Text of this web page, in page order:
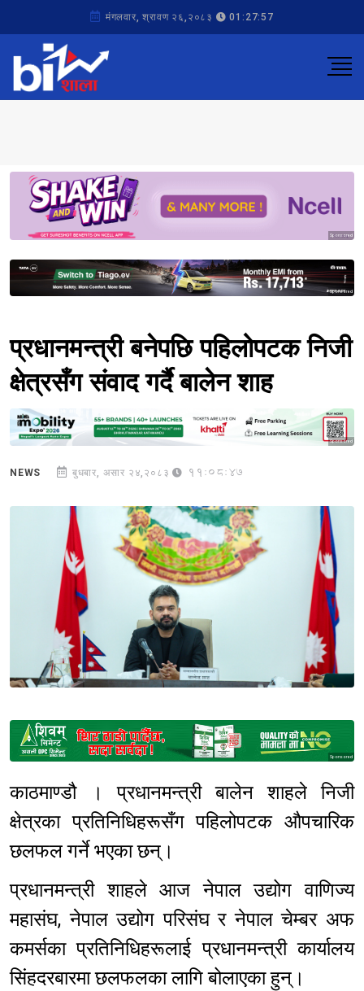
मंगलवार, श्रावण २६,२०८३ 01:27:57
Sponsored
Sponsored
प्रधानमन्त्री बनेपछि पहिलोपटक निजी
क्षेत्रसँग संवाद गर्दै बालेन शाह
Sponsored
NEWS बुधबार, असार २४,२०८३ 11:08:47
Sponsored
काठमाण्डौ । प्रधानमन्त्री बालेन शाहले निजी
क्षेत्रका प्रतिनिधिहरूसँग पहिलोपटक औपचारिक
छलफल गर्ने भएका छन्।
प्रधानमन्त्री शाहले आज नेपाल उद्योग वाणिज्य
महासंघ, नेपाल उद्योग परिसंघ र नेपाल चेम्बर अफ
कमर्सका प्रतिनिधिहरूलाई प्रधानमन्त्री कार्यालय
सिंहदरबारमा छलफलका लागि बोलाएका हुन्।